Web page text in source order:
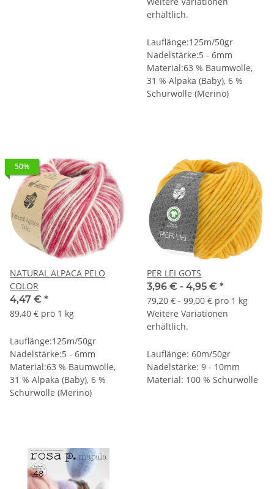
erhältlich.
Lauflänge:125m/50gr
Nadelstärke:5 - 6mm
Material:63 % Baumwolle,
31 % Alpaka (Baby), 6 %
Schurwolle (Merino)
50%
NATURAL ALPACA PELO
COLOR
4,47 € *
89,40 € pro 1 kg
Lauflänge:125m/50gr
Nadelstärke:5 - 6mm
Material:63 % Baumwolle,
31 % Alpaka (Baby), 6 %
Schurwolle (Merino)
PER LEI GOTS
3,96 € - 4,95 € *
79,20 € - 99,00 € pro 1 kg
Weitere Variationen
erhältlich.
Lauflänge: 60m/50gr
Nadelstärke: 9 - 10mm
Material: 100 % Schurwolle